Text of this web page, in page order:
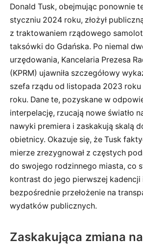
Donald Tusk, obejmując ponownie
styczniu 2024 roku, złożył
z traktowaniem rządowego
taksówki do Gdańska. Po niemal
urzędowania, Kancelaria Prezesa
(KPRM) ujawniła szczegółowy
szefa rządu od listopada 2023
roku. Dane te, pozyskane w
interpelację, rzucają nowe światło
nawyki premiera i zaskakują skalą
obietnicy. Okazuje się, że Tusk
mierze zrezygnował z częstych
do swojego rodzinnego miasta, co
kontrast do jego pierwszej kadencji
bezpośrednie przełożenie na
wydatków publicznych.
Zaskakująca zmiana